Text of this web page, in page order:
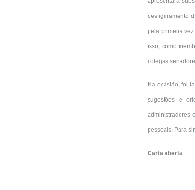
desfiguramento
pela primeira
isso, como
colegas
Na ocasião, foi
sugestões e
administradores
pessoais. Para
Carta aberta